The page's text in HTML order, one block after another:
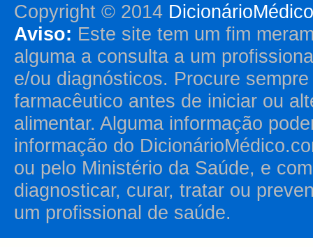
Copyright © 2014
Aviso: Este site tem um fim
alguma a consulta a um
e/ou diagnósticos. Procure
farmacêutico antes de iniciar ou
alimentar. Alguma informação
informação do
ou pelo Ministério da Saúde, e
diagnosticar, curar, tratar ou
um profissional de saúde.